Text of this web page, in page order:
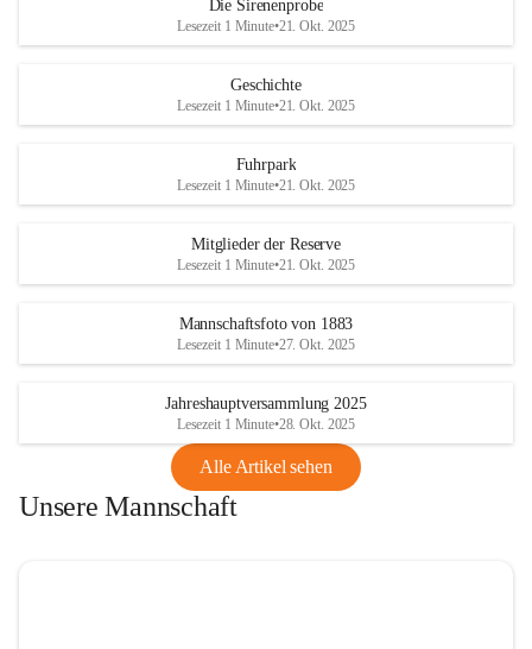
e
a
Im Anschluss an die technische Übung wurde noch die Bekämpfung
der richtige Umgang mit Handfeuerlöschern besprochen und praktisch
+4
Die Sirenenprobe
Lesezeit 1 Minute•21. Okt. 2025
Geschichte
Lesezeit 1 Minute•21. Okt. 2025
Fuhrpark
Lesezeit 1 Minute•21. Okt. 2025
Mitglieder der Reserve
Lesezeit 1 Minute•21. Okt. 2025
Mannschaftsfoto von 1883
Lesezeit 1 Minute•27. Okt. 2025
Jahreshauptversammlung 2025
Lesezeit 1 Minute•28. Okt. 2025
Alle Artikel sehen
Unsere Mannschaft